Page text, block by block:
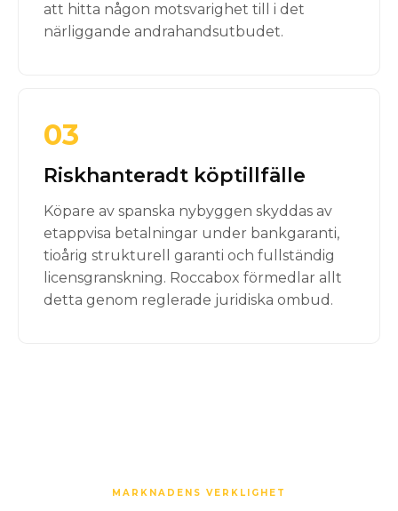
att hitta någon motsvarighet till i det
närliggande andrahandsutbudet.
03
Riskhanteradt köptillfälle
Köpare av spanska nybyggen skyddas av
etappvisa betalningar under bankgaranti,
tioårig strukturell garanti och fullständig
licensgranskning. Roccabox förmedlar allt
detta genom reglerade juridiska ombud.
MARKNADENS VERKLIGHET